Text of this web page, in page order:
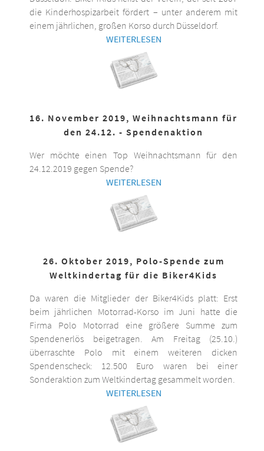
die Kinderhospizarbeit fördert – unter anderem mit
einem jährlichen, großen Korso durch Düsseldorf.
WEITERLESEN
16. November 2019, Weihnachtsmann für
den 24.12. - Spendenaktion
Wer möchte einen Top Weihnachtsmann für den
24.12.2019 gegen Spende?
WEITERLESEN
26. Oktober 2019, Polo-Spende zum
Weltkindertag für die Biker4Kids
Da waren die Mitglieder der Biker4Kids platt: Erst
beim jährlichen Motorrad-Korso im Juni hatte die
Firma Polo Motorrad eine größere Summe zum
Spendenerlös beigetragen. Am Freitag (25.10.)
überraschte Polo mit einem weiteren dicken
Spendenscheck: 12.500 Euro waren bei einer
Sonderaktion zum Weltkindertag gesammelt worden.
WEITERLESEN